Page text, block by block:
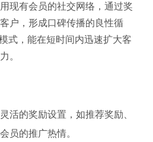
现有会员的社交网络，通过奖
户，形成口碑传播的良性循
式，能在短时间内迅速扩大客
。
活的奖励设置，如推荐奖励、
员的推广热情。